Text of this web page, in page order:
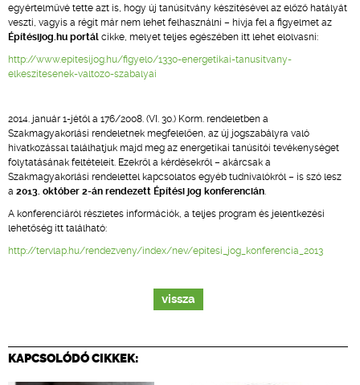
egyértelművé tette azt is, hogy új tanúsítvány készítésével az előző hatályát
veszti, vagyis a régit már nem lehet felhasználni – hívja fel a figyelmet az
Építésijog.hu portál cikke, melyet teljes egészében itt lehet elolvasni:
http://www.epitesijog.hu/figyelo/1330-energetikai-tanusitvany-
elkeszitesenek-valtozo-szabalyai
2014. január 1-jétől a 176/2008. (VI. 30.) Korm. rendeletben a
Szakmagyakorlási rendeletnek megfelelően, az új jogszabályra való
hivatkozással találhatjuk majd meg az energetikai tanúsítói tevékenységet
folytatásának feltételeit. Ezekről a kérdésekről – akárcsak a
Szakmagyakorlási rendelettel kapcsolatos egyéb tudnivalókról – is szó lesz
a 2013. október 2-án rendezett Építési jog konferencián.
A konferenciáról részletes információk, a teljes program és jelentkezési
lehetőség itt található:
http://tervlap.hu/rendezveny/index/nev/epitesi_jog_konferencia_2013
vissza
KAPCSOLÓDÓ CIKKEK: